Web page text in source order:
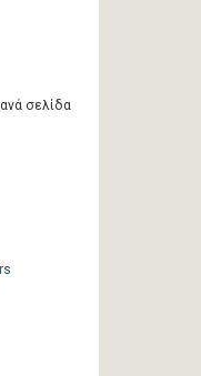
ανά σελίδα